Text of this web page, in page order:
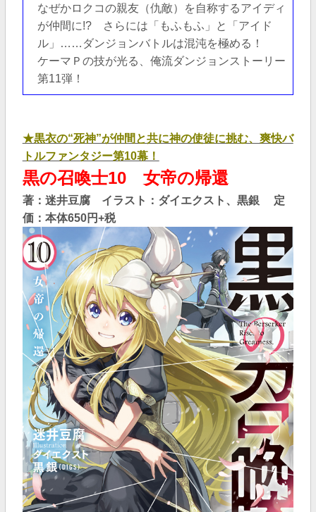
なぜかロクコの親友（仇敵）を自称するアイディ
が仲間に!? さらには「もふもふ」と「アイド
ル」……ダンジョンバトルは混沌を極める！
ケーマＰの技が光る、俺流ダンジョンストーリー
第11弾！
★黒衣の“死神”が仲間と共に神の使徒に挑む、爽快バ
トルファンタジー第10幕！
黒の召喚士10 女帝の帰還
著：迷井豆腐 イラスト：ダイエクスト、黒銀 定
価：本体650円+税